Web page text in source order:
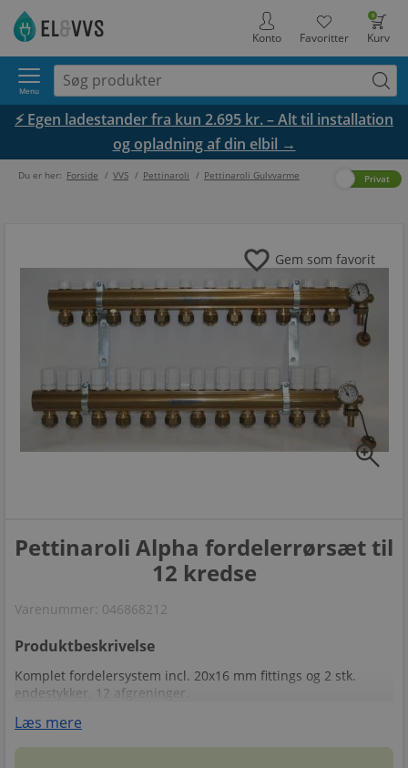
0
Kurv
Favoritter
Konto
Menu
⚡ Egen ladestander fra kun 2.695 kr. – Alt til installation
og opladning af din elbil →
Du er her: Forside / VVS / Pettinaroli / Pettinaroli Gulvvarme Privat
Erhverv
zoom_in
favorite Gem som favorit
Pettinaroli Alpha fordelerrørsæt til
12 kredse
Varenummer: 046868212
Produktbeskrivelse
Komplet fordelersystem incl. 20x16 mm fittings og 2 stk.
endestykker. 12 afgreninger.
Læs mere